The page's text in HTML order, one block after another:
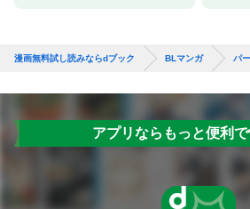
漫画無料試し読みならdブック BLマンガ パ
アプリならもっと便利で